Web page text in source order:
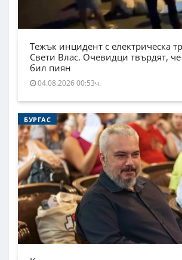
Тежък инцидент с електрическа
Свети Влас. Очевидци твърдят,
бил пиян
04.08.2026 00:53ч.
БУРГАС